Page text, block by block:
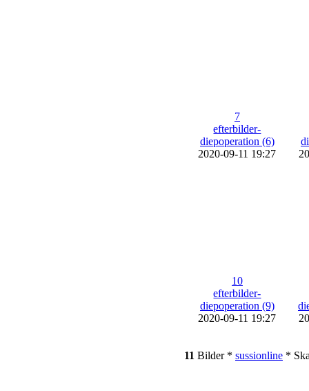
7
efterbilder-
diepoperation (6)
2020-09-11 19:27
10
efterbilder-
diepoperation (9)
2020-09-11 19:27
11 Bilder * sussionline*